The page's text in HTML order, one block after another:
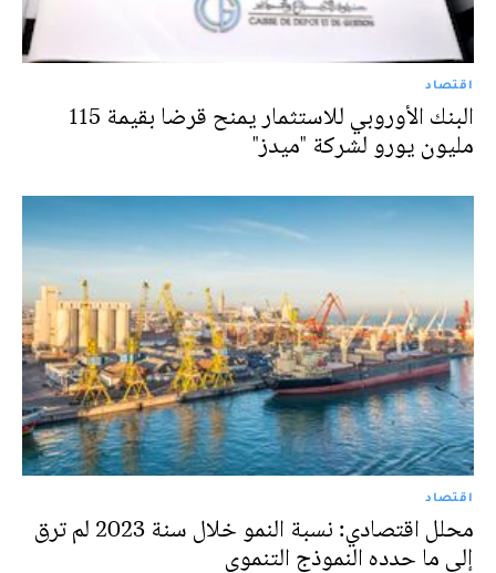
اقتصاد
البنك الأوروبي للاستثمار يمنح قرضا بقيمة 115
مليون يورو لشركة "ميدز"
اقتصاد
محلل اقتصادي: نسبة النمو خلال سنة 2023 لم ترق
إلى ما حدده النموذج التنموي